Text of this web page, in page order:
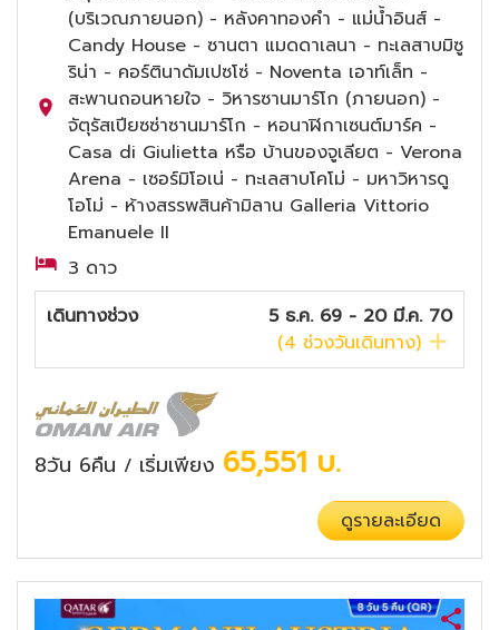
(บริเวณภายนอก) - หลังคาทองคำ - แม่น้ำอินส์ -
Candy House - ซานตา แมดดาเลนา - ทะเลสาบมิซู
ริน่า - คอร์ตินาดัมเปซโซ่ - Noventa เอาท์เล็ท -
สะพานถอนหายใจ - วิหารซานมาร์โก (ภายนอก) -
จัตุรัสเปียซซ่าซานมาร์โก - หอนาฬิกาเซนต์มาร์ค -
Casa di Giulietta หรือ บ้านของจูเลียต - Verona
Arena - เซอร์มิโอเน่ - ทะเลสาบโคโม่ - มหาวิหารดู
โอโม่ - ห้างสรรพสินค้ามิลาน Galleria Vittorio
Emanuele II
3 ดาว
เดินทางช่วง
5 ธ.ค. 69 - 20 มี.ค. 70
(4 ช่วงวันเดินทาง)
8วัน 6คืน / เริ่มเพียง 65,551 บ.
ดูรายละเอียด